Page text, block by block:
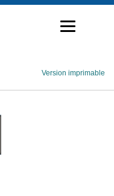
Version imprimable